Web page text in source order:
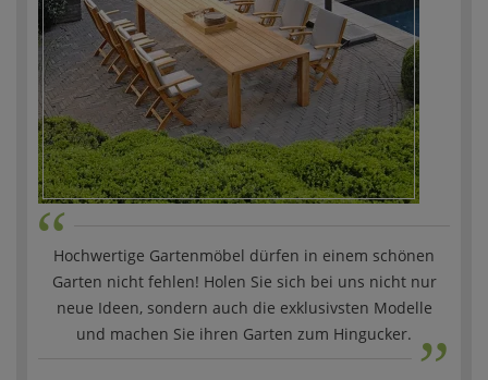
“Hochwertige Gartenmöbel dürfen in einem schönen
Garten nicht fehlen! Holen Sie sich bei uns nicht nur
neue Ideen, sondern auch die exklusivsten Modelle
und machen Sie ihren Garten zum Hingucker. „